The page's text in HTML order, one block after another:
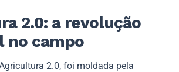
2.0: a revolução
no campo
2.0, foi moldada pela